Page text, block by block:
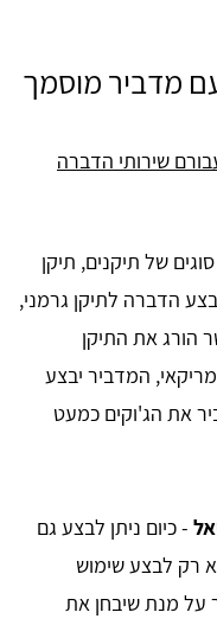
מדביר מוסמך
שירותי הדברה
- יש 2 סוגים של תיקנים, תיקן
הדברה לתיקן גרמני,
הורג את התיקן
המדביר יבצע
את הג'וקים כמעט
- כיום ניתן לבצע גם
רק לבצע שימוש
על מנת שיבחן את